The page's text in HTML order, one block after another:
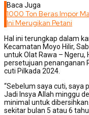
Baca Juga
1000 Ton Beras Impor
Ini Merugikan Petani
Hal ini terungkap dalam
Kecamatan Moyo Hilir,
untuk Olat Rawa –
persetujuan penanganan
cuti Pilkada 2024.
“Sebelum saya cuti, saya
Jadi Insya Allah minggu
minimal untuk
sekitar bulan 5 atau 6